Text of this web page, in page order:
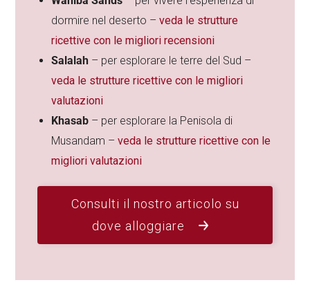
dormire nel deserto –veda le strutture
ricettive con le migliori recensioni
Salalah – per esplorare le terre del Sud –
veda le strutture ricettive con le migliori
valutazioni
Khasab – per esplorare la Penisola di
Musandam –veda le strutture ricettive con le
migliori valutazioni
Consulti il nostro articolo su
dove alloggiare